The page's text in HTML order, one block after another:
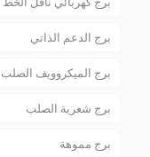
برج الدعم الذاتي
برج الميكروويف الصلب
برج شعرية الصلب
برج مموهة